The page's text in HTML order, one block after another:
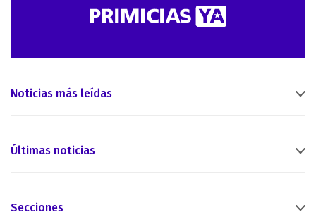
Noticias más leídas
Últimas noticias
Secciones